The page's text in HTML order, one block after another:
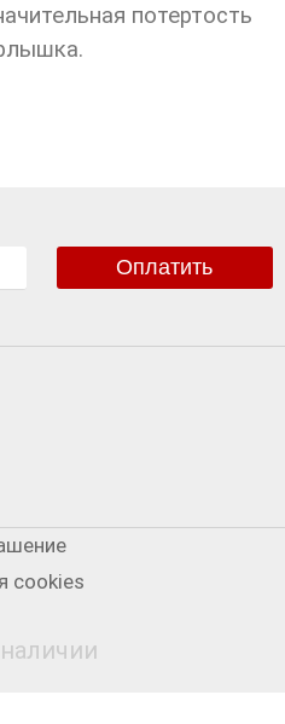
потертость
Оплатить
cookies